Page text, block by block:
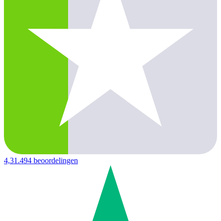
4,31.494 beoordelingen